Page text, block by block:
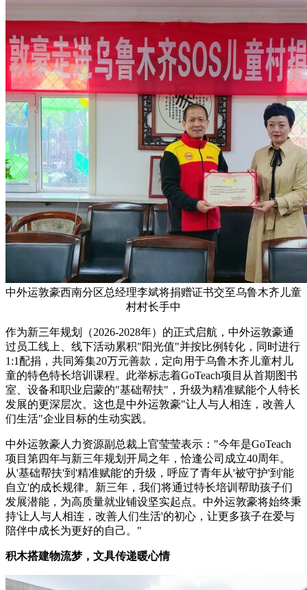
中外运敦豪西南分区总经理李斌将捐赠证书交至乌鲁木齐儿童
村村长手中
作为新三年规划（2026-2028年）的正式启航，中外运敦豪通
过员工线上、线下活动累积"阳光值"并按比例转化，同时进行
1:1配捐，共同筹集20万元善款，定向用于乌鲁木齐儿童村儿
童的特色特长培训课程。此举标志着GoTeach项目从首期图书
室、设备和职业启蒙的"基础帮扶"，升级为精准赋能个人特长
发展的更深层次。这也是中外运敦豪"让人与人相连，改善人
们生活"企业目标的生动实践。
中外运敦豪人力资源副总裁上官莹莹表示："今年是GoTeach
项目第四年与新三年规划开局之年，恰逢公司成立40周年。
从'基础帮扶'到'精准赋能'的升级，呼应了青年从'被守护'到'能
自立'的成长规律。新三年，我们将通过特长培训帮助孩子们
发展潜能，为高质量就业铺设坚实起点。中外运敦豪将始终秉
持'让人与人相连，改善人们生活'的初心，让更多孩子在爱与
陪伴中成长为更好的自己。"
积木搭建物流梦，文具传递暖心情